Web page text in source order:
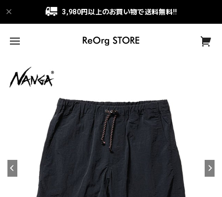
3,980円以上のお買い物で送料無料!!